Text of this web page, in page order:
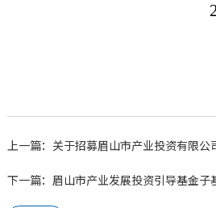
上一篇：关于招募眉山市产业投资有限公
下一篇：眉山市产业发展投资引导基金子